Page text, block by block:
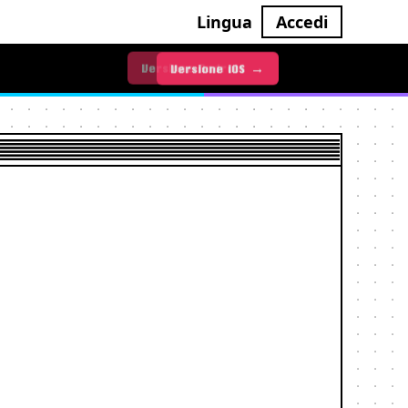
Lingua Accedi
Versione Android →
Versione iOS →